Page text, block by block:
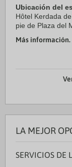
Ubicación del
Hôtel Kerdada
pie de Plaza del
Mezquita
Más información.
LA MEJOR
SERVICIOS DE